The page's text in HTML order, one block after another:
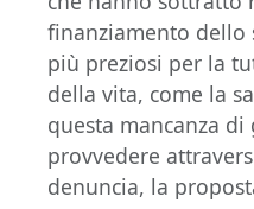
finanziamento dello
più preziosi per la
della vita, come la
questa mancanza
provvedere
denuncia, la